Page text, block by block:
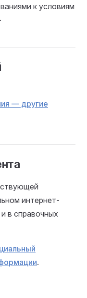
к условиям
.
— другие
интернет-
в справочных
.